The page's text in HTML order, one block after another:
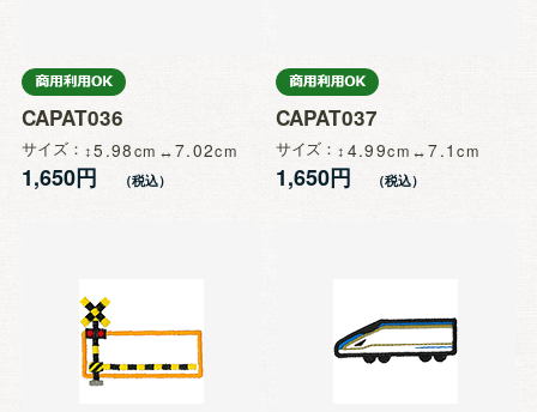
CAPAT036
サイズ 5.98 7.02
1,650円
CAPAT037
サイズ 4.99 7.1
1,650円